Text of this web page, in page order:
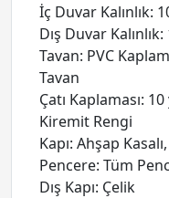
İç Duvar Kalınlık:
Dış Duvar
Tavan: PVC
Tavan
Çatı Kaplaması:
Kiremit Rengi
Kapı: Ahşap
Pencere: Tüm
Dış Kapı: Çelik